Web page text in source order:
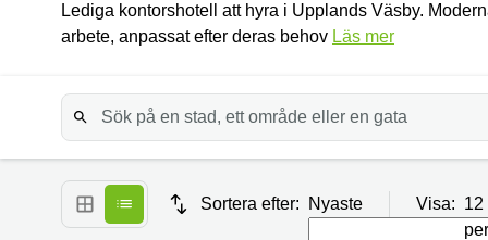
Lediga kontorshotell att hyra i Upplands Väsby.
arbete, anpassat efter deras behov Läs mer
Sortera efter: Nyaste Visa: 12
per